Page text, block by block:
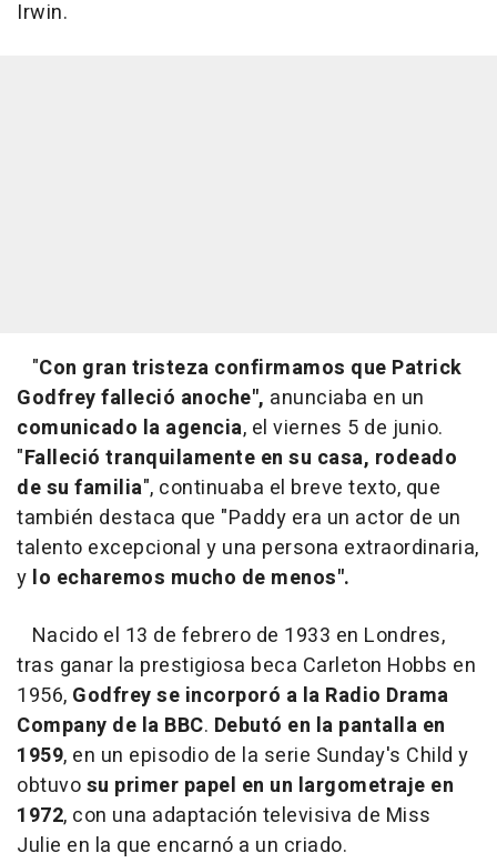
Irwin.
"Con gran tristeza confirmamos que Patrick
Godfrey falleció anoche", anunciaba en un
comunicado la agencia, el viernes 5 de junio.
"Falleció tranquilamente en su casa, rodeado
de su familia", continuaba el breve texto, que
también destaca que "Paddy era un actor de un
talento excepcional y una persona extraordinaria,
y lo echaremos mucho de menos".
Nacido el 13 de febrero de 1933 en Londres,
tras ganar la prestigiosa beca Carleton Hobbs en
1956, Godfrey se incorporó a la Radio Drama
Company de la BBC. Debutó en la pantalla en
1959, en un episodio de la serie Sunday's Child y
obtuvosu primer papel en un largometraje en
1972, con una adaptación televisiva de Miss
Julie en la que encarnó a un criado.